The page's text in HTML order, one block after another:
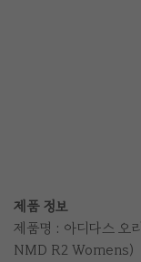
제품 정보
제품명 : 아디다스 오
NMD R2 Womens)